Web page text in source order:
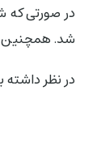
در صورتی که
شد. همچنین
در نظر داشته